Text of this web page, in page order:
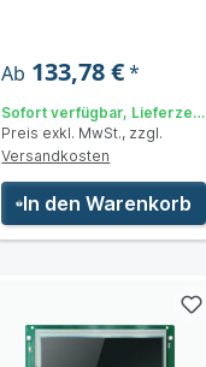
Ab 133,78 €*
Sofort verfügbar, Lieferzeit:
2-5 Tage
Preis exkl. MwSt., zzgl.
Versandkosten
In den Warenkorb